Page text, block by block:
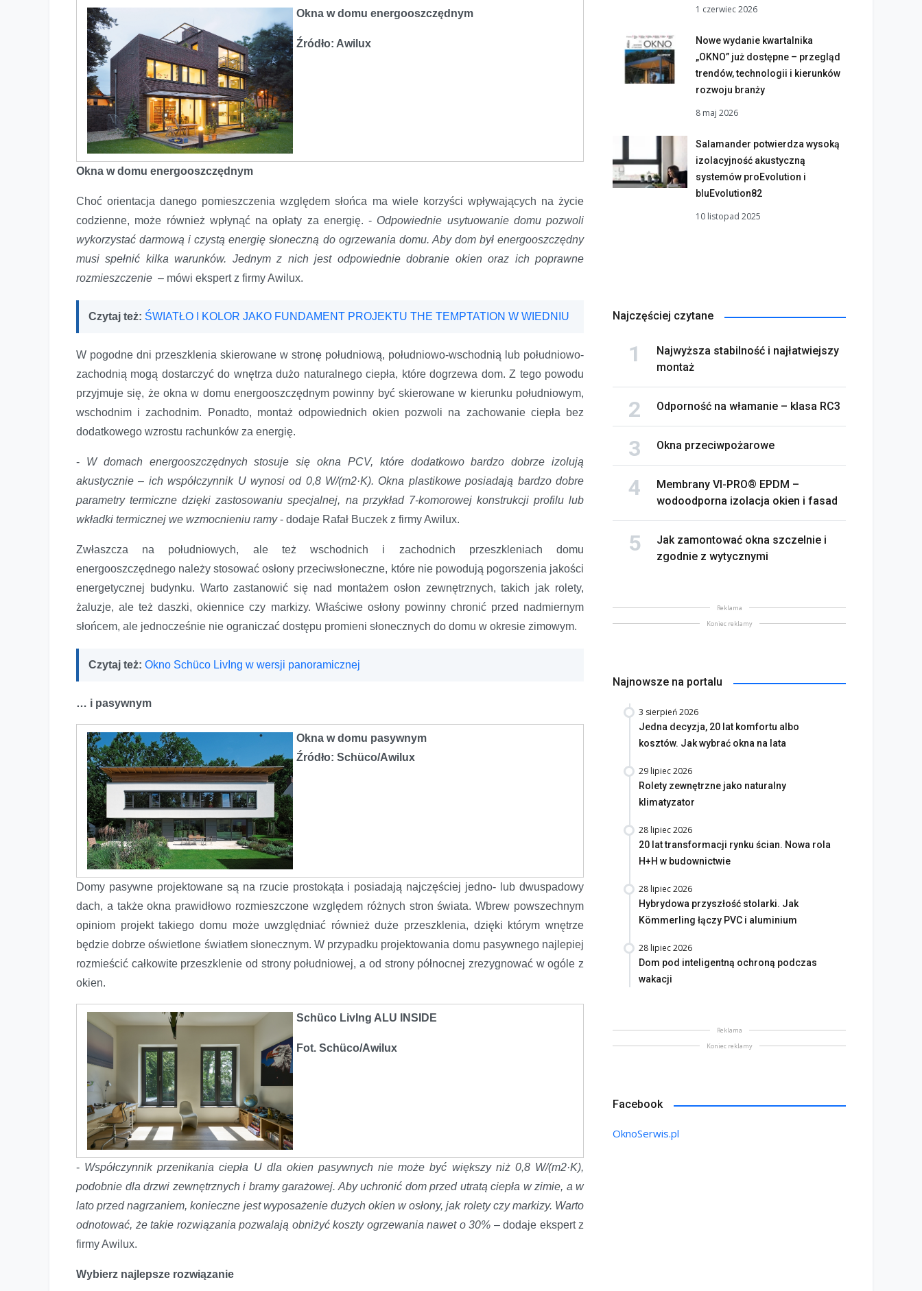
Okna w domu energooszczędnym
Źródło: Awilux
Okna w domu energooszczędnym
Choć orientacja danego pomieszczenia względem słońca ma wiele korzyści wpływających na życie
codzienne, może również wpłynąć na opłaty za energię. - Odpowiednie usytuowanie domu pozwoli
wykorzystać darmową i czystą energię słoneczną do ogrzewania domu. Aby dom był energooszczędny
musi spełnić kilka warunków. Jednym z nich jest odpowiednie dobranie okien oraz ich poprawne
rozmieszczenie – mówi ekspert z firmy Awilux.
Czytaj też: ŚWIATŁO I KOLOR JAKO FUNDAMENT PROJEKTU THE TEMPTATION W WIEDNIU
W pogodne dni przeszklenia skierowane w stronę południową, południowo-wschodnią lub południowo-
zachodnią mogą dostarczyć do wnętrza dużo naturalnego ciepła, które dogrzewa dom. Z tego powodu
przyjmuje się, że okna w domu energooszczędnym powinny być skierowane w kierunku południowym,
wschodnim i zachodnim. Ponadto, montaż odpowiednich okien pozwoli na zachowanie ciepła bez
dodatkowego wzrostu rachunków za energię.
- W domach energooszczędnych stosuje się okna PCV, które dodatkowo bardzo dobrze izolują
akustycznie – ich współczynnik U wynosi od 0,8 W/(m2·K). Okna plastikowe posiadają bardzo dobre
parametry termiczne dzięki zastosowaniu specjalnej, na przykład 7-komorowej konstrukcji profilu lub
wkładki termicznej we wzmocnieniu ramy- dodaje Rafał Buczek z firmy Awilux.
Zwłaszcza na południowych, ale też wschodnich i zachodnich przeszkleniach domu
energooszczędnego należy stosować osłony przeciwsłoneczne, które nie powodują pogorszenia jakości
energetycznej budynku. Warto zastanowić się nad montażem osłon zewnętrznych, takich jak rolety,
żaluzje, ale też daszki, okiennice czy markizy. Właściwe osłony powinny chronić przed nadmiernym
słońcem, ale jednocześnie nie ograniczać dostępu promieni słonecznych do domu w okresie zimowym.
Czytaj też: Okno Schüco LivIng w wersji panoramicznej
… i pasywnym
Okna w domu pasywnym
Źródło: Schüco/Awilux
Domy pasywne projektowane są na rzucie prostokąta i posiadają najczęściej jedno- lub dwuspadowy
dach, a także okna prawidłowo rozmieszczone względem różnych stron świata. Wbrew powszechnym
opiniom projekt takiego domu może uwzględniać również duże przeszklenia, dzięki którym wnętrze
będzie dobrze oświetlone światłem słonecznym. W przypadku projektowania domu pasywnego najlepiej
rozmieścić całkowite przeszklenie od strony południowej, a od strony północnej zrezygnować w ogóle z
okien.
Schüco LivIng ALU INSIDE
Fot. Schüco/Awilux
- Współczynnik przenikania ciepła U dla okien pasywnych nie może być większy niż 0,8 W/(m2·K),
podobnie dla drzwi zewnętrznych i bramy garażowej. Aby uchronić dom przed utratą ciepła w zimie, a w
lato przed nagrzaniem, konieczne jest wyposażenie dużych okien w osłony, jak rolety czy markizy. Warto
odnotować, że takie rozwiązania pozwalają obniżyć koszty ogrzewania nawet o 30% – dodaje ekspert z
firmy Awilux.
Wybierz najlepsze rozwiązanie
1 czerwiec 2026
Nowe wydanie kwartalnika
„OKNO” już dostępne – przegląd
trendów, technologii i kierunków
rozwoju branży
8 maj 2026
Salamander potwierdza wysoką
izolacyjność akustyczną
systemów proEvolution i
bluEvolution82
10 listopad 2025
Najczęściej czytane
Najwyższa stabilność i najłatwiejszy
montaż
Odporność na włamanie – klasa RC3
Okna przeciwpożarowe
Membrany VI-PRO® EPDM –
wodoodporna izolacja okien i fasad
Jak zamontować okna szczelnie i
zgodnie z wytycznymi
Reklama
Koniec reklamy
Najnowsze na portalu
3 sierpień 2026
Jedna decyzja, 20 lat komfortu albo
kosztów. Jak wybrać okna na lata
29 lipiec 2026
Rolety zewnętrzne jako naturalny
klimatyzator
28 lipiec 2026
20 lat transformacji rynku ścian. Nowa rola
H+H w budownictwie
28 lipiec 2026
Hybrydowa przyszłość stolarki. Jak
Kömmerling łączy PVC i aluminium
28 lipiec 2026
Dom pod inteligentną ochroną podczas
wakacji
Reklama
Koniec reklamy
Facebook
OknoSerwis.pl